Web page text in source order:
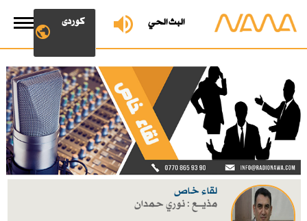
البث الحي کوردی
لقاء خاص
مذيـــع : نوري حمدان